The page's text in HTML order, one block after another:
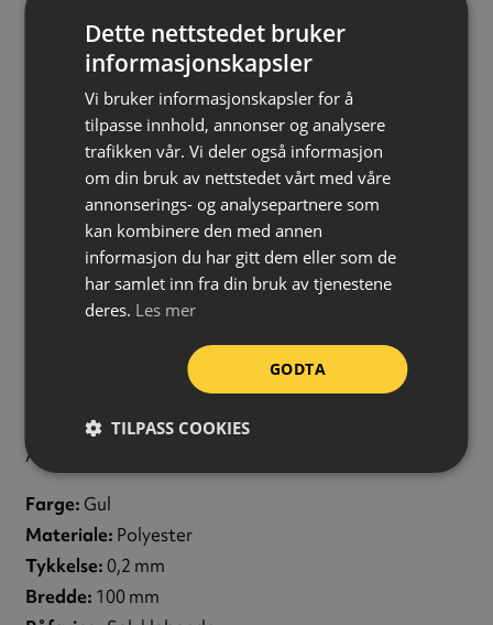
ToughStripe er like synlig som tradisjonell malt
gulvmerking. Den har høyglanset overflate og lav
profil som reduserer oppbygging av smuss langs
linjene. Overflaten motstår merker og flekker, og er
lett å rengjøre.
Smertefri fjerning
ToughStripe kan enkelt fjernes uten å skade gulvet.
Den vil ikke dele seg i små biter og løsner kun i hele
stykker. Ren fjerning uten å etterlate limrester eller
stygge merker på underlaget.
ToughStripe overgår sikkerhetsstandardene for rene,
tørre sklisikre overflater i henhold til
ANSI A1264.22006 og OSHA 1910.22.
Farge: Gul
Materiale: Polyester
Tykkelse:0,2 mm
Bredde: 100 mm
Dette nettstedet bruker
informasjonskapsler
Vi bruker informasjonskapsler for å
tilpasse innhold, annonser og analysere
trafikken vår. Vi deler også informasjon
om din bruk av nettstedet vårt med våre
annonserings- og analysepartnere som
kan kombinere den med annen
informasjon du har gitt dem eller som de
har samlet inn fra din bruk av tjenestene
deres. Les mer
GODTA
TILPASS COOKIES